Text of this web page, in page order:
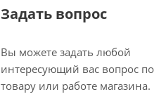
Задать вопрос
Вы можете задать любой
интересующий вас вопрос по
товару или работе магазина.